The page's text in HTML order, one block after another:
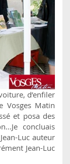
d’enfiler
Vosges Matin
et posa des
concluais
Luc auteur
Jean-Luc